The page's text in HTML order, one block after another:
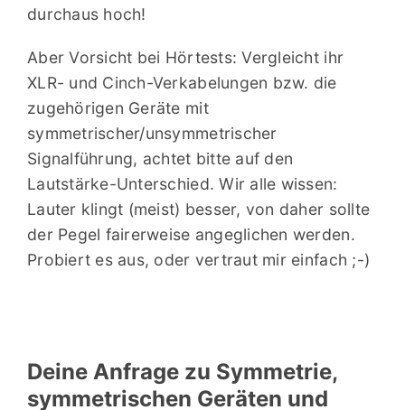
durchaus hoch!
Aber Vorsicht bei Hörtests: Vergleicht ihr
XLR- und Cinch-Verkabelungen bzw. die
zugehörigen Geräte mit
symmetrischer/unsymmetrischer
Signalführung, achtet bitte auf den
Lautstärke-Unterschied. Wir alle wissen:
Lauter klingt (meist) besser, von daher sollte
der Pegel fairerweise angeglichen werden.
Probiert es aus, oder vertraut mir einfach ;-)
Deine Anfrage zu Symmetrie,
symmetrischen Geräten und